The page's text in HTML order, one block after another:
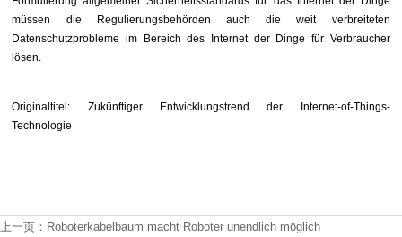
müssen die Regulierungsbehörden auch die weit verbreiteten
Datenschutzprobleme im Bereich des Internet der Dinge für Verbraucher
lösen.
Originaltitel: Zukünftiger Entwicklungstrend der Internet-of-Things-
Technologie
上一页： Roboterkabelbaum macht Roboter unendlich möglich